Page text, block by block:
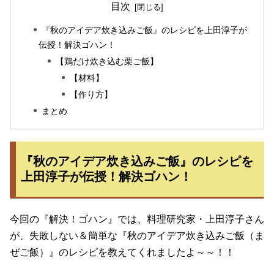
目次
『秋のアイデア炊き込みご飯』のレシピを上田淳子が
伝授！解決ゴハン！
【鶏だけ炊き込む栗ご飯】
【材料】
【作り方】
まとめ
『秋のアイデア炊き込みご飯』のレシピを
上田淳子が伝授！解決ゴハン！
今回の『解決！ゴハン』では、料理研究家・上田淳子さん
が、失敗しない＆簡単な『秋のアイデア炊き込みご飯（ま
ぜご飯）』のレシピを教えてくれましたよ～～！！